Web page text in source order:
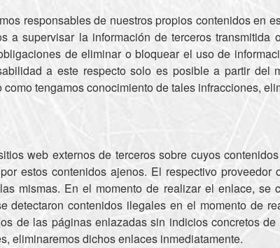
responsables de nuestros propios contenidos en
a supervisar la información de terceros
de eliminar o bloquear el uso de
a este respecto solo es posible a partir del
tengamos conocimiento de tales infracciones,
web externos de terceros sobre cuyos
estos contenidos ajenos. El respectivo
mismas. En el momento de realizar el enlace, se
detectaron contenidos ilegales en el momento de
de las páginas enlazadas sin indicios concretos
eliminaremos dichos enlaces inmediatamente.